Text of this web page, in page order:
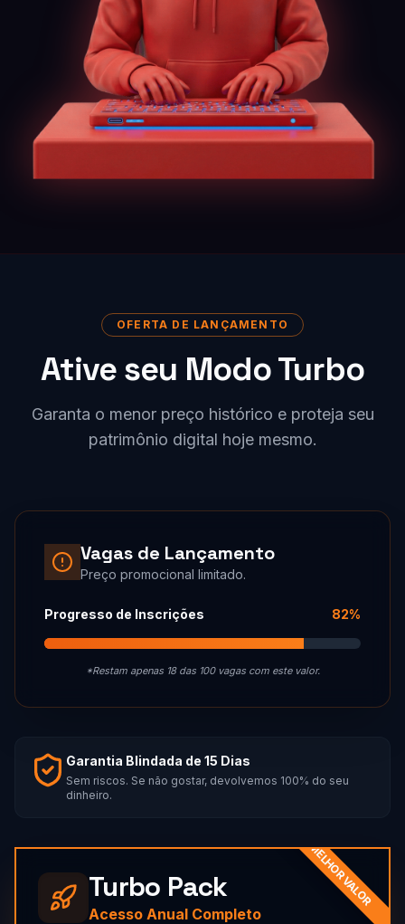
OFERTA DE LANÇAMENTO
Ative seu Modo Turbo
Garanta o menor preço histórico e proteja seu
patrimônio digital hoje mesmo.
Vagas de Lançamento
Preço promocional limitado.
Progresso de Inscrições 82%
*Restam apenas 18 das 100 vagas com este valor.
Garantia Blindada de 15 Dias
Sem riscos. Se não gostar, devolvemos 100% do seu
dinheiro.
MELHOR VALOR
Turbo Pack
Acesso Anual Completo